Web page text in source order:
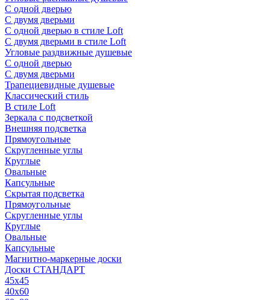
С одной дверью
С двумя дверьми
С одной дверью в стиле Loft
С двумя дверьми в стиле Loft
Угловые раздвижные душевые
С одной дверью
С двумя дверьми
Трапециевидные душевые
Классический стиль
В стиле Loft
Зеркала с подсветкой
Внешняя подсветка
Прямоугольные
Скругленные углы
Круглые
Овальные
Капсульные
Скрытая подсветка
Прямоугольные
Скругленные углы
Круглые
Овальные
Капсульные
Магнитно-маркерные доски
Доски СТАНДАРТ
45x45
40x60